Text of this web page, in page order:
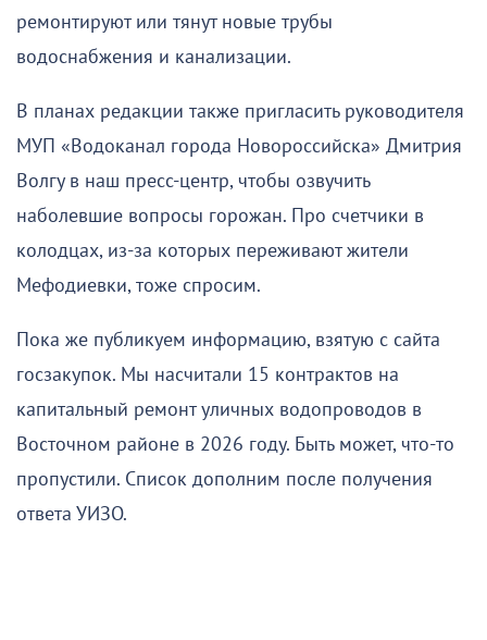
ремонтируют или тянут новые трубы
водоснабжения и канализации.
В планах редакции также пригласить руководителя
МУП «Водоканал города Новороссийска» Дмитрия
Волгу в наш пресс-центр, чтобы озвучить
наболевшие вопросы горожан. Про счетчики в
колодцах, из-за которых переживают жители
Мефодиевки, тоже спросим.
Пока же публикуем информацию, взятую с сайта
госзакупок. Мы насчитали 15 контрактов на
капитальный ремонт уличных водопроводов в
Восточном районе в 2026 году. Быть может, что-то
пропустили. Список дополним после получения
ответа УИЗО.